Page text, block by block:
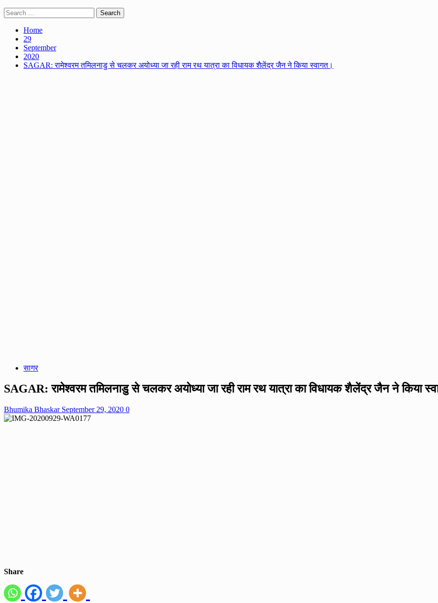
Search
for:
Home
29
September
2020
SAGAR: रामेश्वरम तमिलनाडु से चलकर अयोध्या जा रही राम रथ यात्रा का विधायक शैलेंद्र जैन ने किया स्वागत।
सागर
SAGAR: रामेश्वरम तमिलनाडु से चलकर अयोध्या जा रही राम रथ यात्रा का विधायक शैलेंद्र जैन ने किया
Bhumika Bhaskar September 29, 2020 0
Share